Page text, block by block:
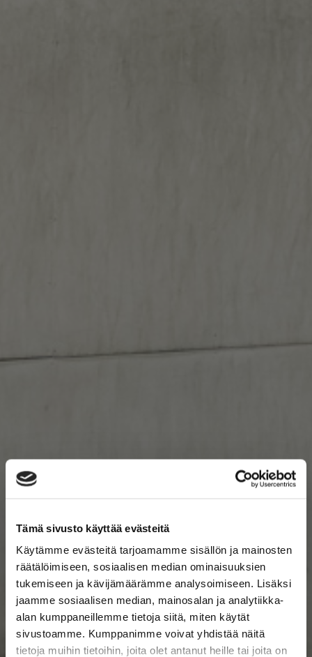
Tämä sivusto käyttää evästeitä
Käytämme evästeitä tarjoamamme sisällön ja mainosten
räätälöimiseen, sosiaalisen median ominaisuuksien
tukemiseen ja kävijämäärämme analysoimiseen. Lisäksi
jaamme sosiaalisen median, mainosalan ja analytiikka-
alan kumppaneillemme tietoja siitä, miten käytät
sivustoamme. Kumppanimme voivat yhdistää näitä
tietoja muihin tietoihin, joita olet antanut heille tai joita on